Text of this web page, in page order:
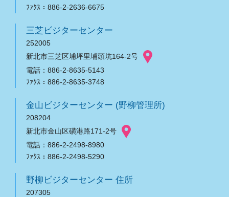
ﾌｧｸｽ：886-2-2636-6675
三芝ビジターセンター
252005
新北市三芝区埔坪里埔頭坑164-2号
電話：886-2-8635-5143
ﾌｧｸｽ：886-2-8635-3748
金山ビジターセンター (野柳管理所)
208204
新北市金山区磺港路171-2号
電話：886-2-2498-8980
ﾌｧｸｽ：886-2-2498-5290
野柳ビジターセンター 住所
207305